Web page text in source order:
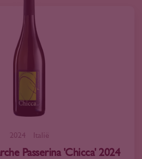
2024 Italië
Passerina 'Chicca' 2024